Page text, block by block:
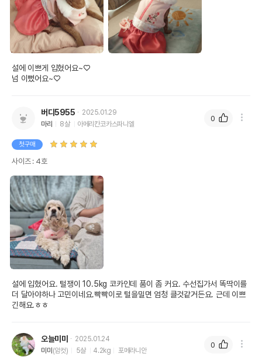
설에 이쁘게 입혔어요~♡
넘 이뻤어요~♡
버디5955
2025.01.29
마리
8살 아메리칸코카스파니엘
첫구매
사이즈 : 4호
설에 입혔어요. 털쟁이 10.5kg 코카인데 품이 좀 커요. 수선집가서 똑딱이를
더 달아야하나 고민이네요.빡빡이로 털을밀면 엄청 클것같거든요. 근데 이쁘
긴해요.ㅎㅎ
0
오늘미미
2025.01.24
미미 (암컷) 5살 4.2kg 포메라니안
0